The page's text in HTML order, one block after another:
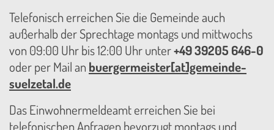
Telefonisch erreichen Sie die Gemeinde auch
außerhalb der Sprechtage montags und mittwochs
von 09:00 Uhr bis 12:00 Uhr unter+49 39205 646-0
oder per Mail an buergermeister[at]gemeinde-
suelzetal.de
Das Einwohnermeldeamt erreichen Sie bei
telefonischen Anfragen bevorzugt montags und